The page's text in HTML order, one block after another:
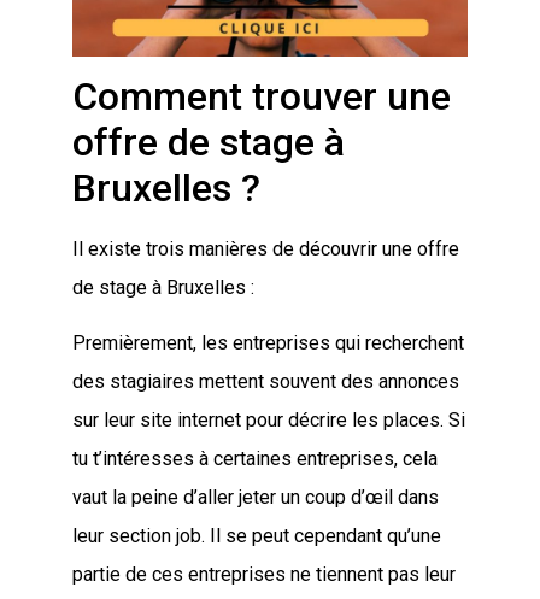
Comment trouver une
offre de stage à
Bruxelles ?
Il existe trois manières de découvrir une offre
de stage à Bruxelles :
Premièrement, les entreprises qui recherchent
des stagiaires mettent souvent des annonces
sur leur site internet pour décrire les places. Si
tu t’intéresses à certaines entreprises, cela
vaut la peine d’aller jeter un coup d’œil dans
leur section job. Il se peut cependant qu’une
partie de ces entreprises ne tiennent pas leur